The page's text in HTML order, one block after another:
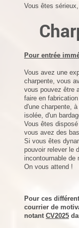
Vous êtes
Pour entrée
Vous avez une e
charpente, vous
vous pouvez être
faire en
d'une charpente,
isolée, d'un
Vous êtes
vous avez des
Si vous êtes
pouvoir relever le
incontournable de
On vous attend !
Pour ces
courrier de
notant CV2025